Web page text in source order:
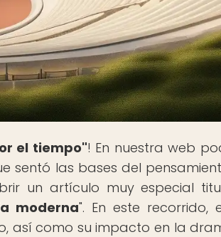
el tiempo"! En nuestra web
sentó las bases del
un artículo muy especial
moderna". En este recorrido,
así como su impacto en la